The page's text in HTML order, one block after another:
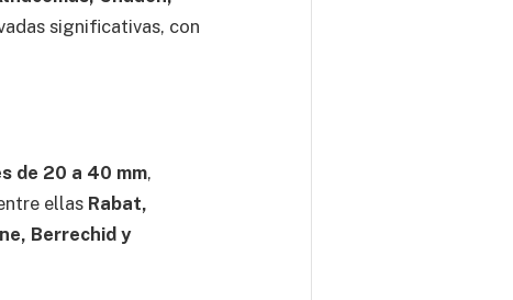
significativas, con
de 20 a 40 mm,
ellas Rabat,
Berrechid y